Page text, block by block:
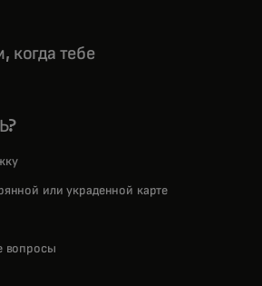
когда тебе
или украденной карте
вопросы